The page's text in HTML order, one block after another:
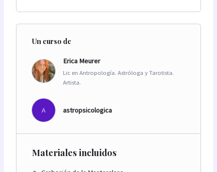
Un curso de
Erica Meurer
Lic en Antropología. Astróloga y Tarotista.
Artista.
A astropsicologica
Materiales incluidos